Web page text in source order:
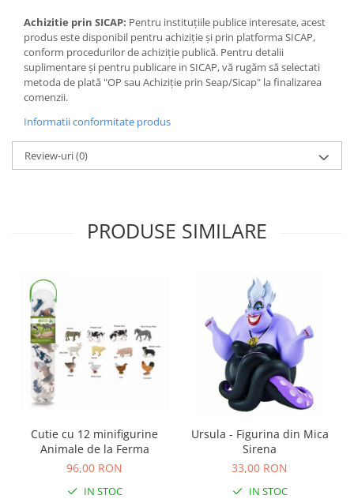
Achizitie prin SICAP: Pentru instituțiile publice interesate, acest
produs este disponibil pentru achiziție și prin platforma SICAP,
conform procedurilor de achiziție publică. Pentru detalii
suplimentare și pentru publicare in SICAP, vă rugăm să selectati
metoda de plată "OP sau Achiziție prin Seap/Sicap" la finalizarea
comenzii.
Informatii conformitate produs
Review-uri(0)
PRODUSE SIMILARE
Cutie cu 12 minifigurine
Animale de la Ferma
96,00 RON
IN STOC
Ursula - Figurina din Mica
Sirena
33,00 RON
IN STOC